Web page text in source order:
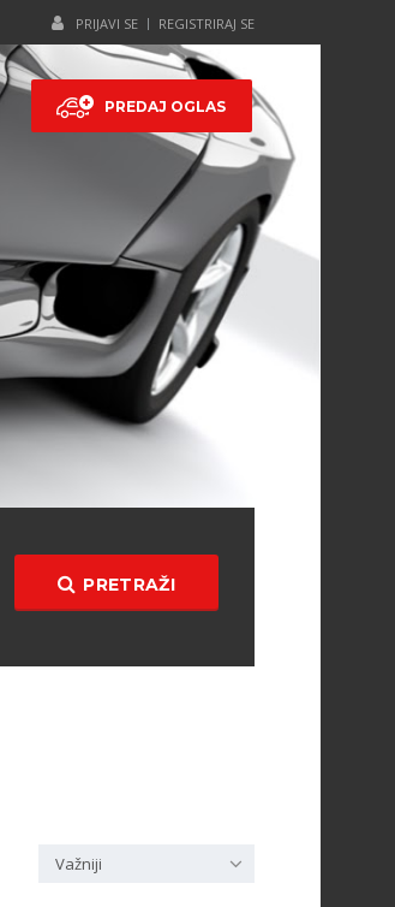
PRIJAVI SE REGISTRIRAJ SE
PREDAJ OGLAS
PRETRAŽI
Važniji